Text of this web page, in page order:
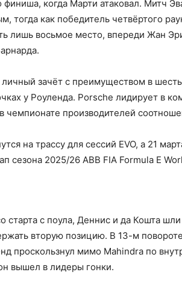
финиша, когда Марти атаковал. Митч
тогда как победитель четвёртого
лишь восьмое место, впереди Жан
личный зачёт с преимуществом в
у Роуленда. Porsche лидирует в
чемпионате производителей
на трассу для сессий EVO, а 21
сезона 2025/26 ABB FIA Formula E
старта с поула, Деннис и да Кошта
вторую позицию. В 13-м
проскользнул мимо Mahindra по
вышел в лидеры гонки.